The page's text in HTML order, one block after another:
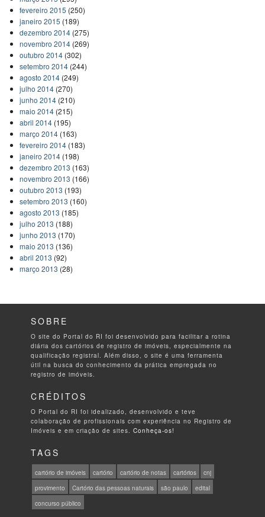
fevereiro 2015 (250)
janeiro 2015 (189)
dezembro 2014(275)
novembro 2014(269)
outubro 2014(302)
setembro 2014(244)
agosto 2014(249)
julho 2014(270)
junho 2014(210)
maio 2014(215)
abril 2014(195)
março 2014(163)
fevereiro 2014(183)
janeiro 2014(198)
dezembro 2013 (163)
novembro 2013 (166)
outubro 2013 (193)
setembro 2013 (160)
agosto 2013 (185)
julho 2013 (188)
junho 2013 (170)
maio 2013 (136)
abril 2013 (92)
março 2013 (28)
SOBRE
O site do Portal do RI foi desenvolvido para facilitar a rotina
diária dos cartórios de registro de imóveis, especialmente na
qualificação registral. Além disso, o site é uma ferramenta
útil na busca do conhecimento da prática empregada no
registro de imóveis.
CRÉDITOS
O Portal do RI foi idealizado, desenvolvido e teve
colaboração de profissionais com experiência no Registro de
Imóveis e em criação de sites.Conheça-os!
TAGS
cartório de imóveis cartório cartório de notas cartórios
cnj
provimento
Cartório das pessoas naturais são paulo
edital
concurso público